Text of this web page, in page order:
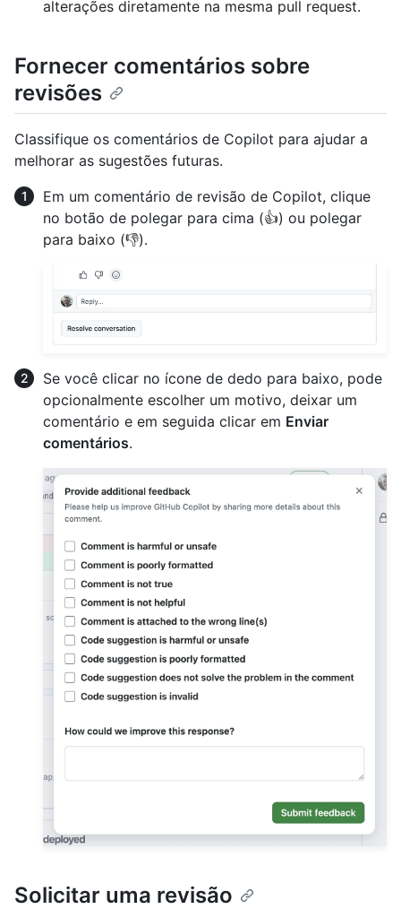
alterações diretamente na mesma pull request.
Fornecer comentários sobre
revisões
Classifique os comentários de Copilot para ajudar a
melhorar as sugestões futuras.
Em um comentário de revisão de Copilot, clique
no botão de polegar para cima (👍) ou polegar
para baixo (👎).
Se você clicar no ícone de dedo para baixo, pode
opcionalmente escolher um motivo, deixar um
comentário e em seguida clicar em Enviar
comentários.
Solicitar uma revisão